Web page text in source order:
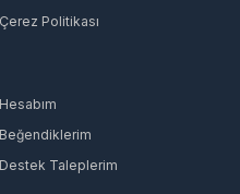
Çerez Politikası
Hesabım
Beğendiklerim
Destek Taleplerim